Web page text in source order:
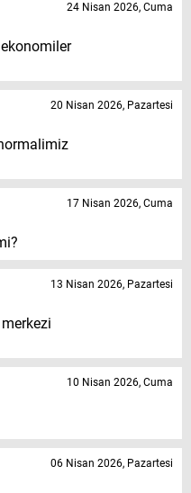
24 Nisan 2026, Cuma
20 Nisan 2026, Pazartesi
17 Nisan 2026, Cuma
13 Nisan 2026, Pazartesi
10 Nisan 2026, Cuma
06 Nisan 2026, Pazartesi